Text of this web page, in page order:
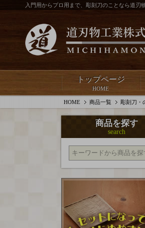
入門用からプロ用まで、彫刻刀のことなら道刃
トップページ
HOME
HOME 商品一覧 彫刻刀・
商品を探す
search